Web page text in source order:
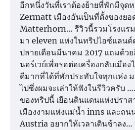
อีกหนึ่งวันที่เราต้องย้ายที่พักมีจุด
Zermatt เมืองอันเป็นที่ตั้งของยอ
Matterhorn… รีวิวนี้รวมโรงแร
มา eleven แห่งในทริปไอซ์แลนด์
ปลายเดือนมีนาคม 2017 แถมด้ว
นอร์เวย์เพื่อรอต่อเครื่องกลับเมือ
ดีมากที่ได้ที่พักประทับใจทุกแห่ง
ไปซึ่งผมจะเล่าให้ฟังในรีวิวครับ
ของทริปนี้ เยือนดินแดนแห่งปราส
เมืองงามแห่งแม่น้ำ inns และถน
Austria อยากให้เวลาเดินช้าลง